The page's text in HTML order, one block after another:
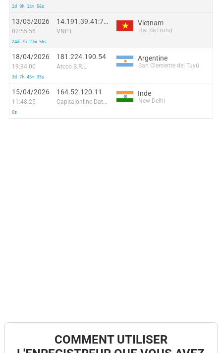
2d 9h 14m 56s
13/05/2026
02:55:56
24d 7h 21m 56s
14.191.39.41:7632
VNPT
Vietnam
Hai BàTrưng
18/04/2026
19:34:00
3d 7h 45m 35s
181.224.190.54
Atcco S.R.L.
Argentine
San Clemente del Tuyú
15/04/2026
11:48:25
0s
164.52.120.11
Capitalonline Data Service (HK) Co
Inde
New Delhi
COMMENT UTILISER